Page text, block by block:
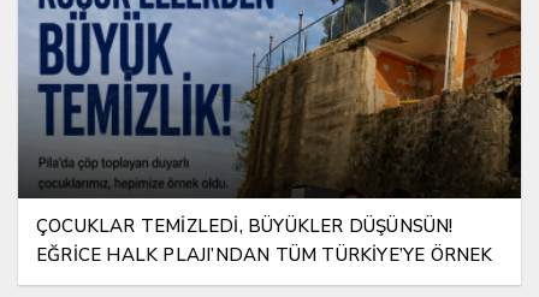
ÇOCUKLAR TEMİZLEDİ, BÜYÜKLER DÜŞÜNSÜN!
EĞRİCE HALK PLAJI’NDAN TÜM TÜRKİYE’YE ÖRNEK
MESAJ